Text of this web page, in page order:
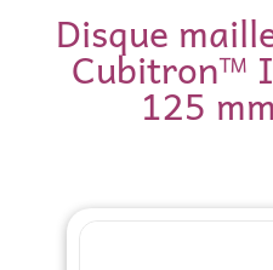
Disque
Cubitron™
125